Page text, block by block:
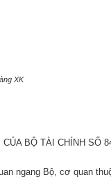
XK
CỦA BỘ TÀI CHÍNH SỐ
ngang Bộ, cơ quan